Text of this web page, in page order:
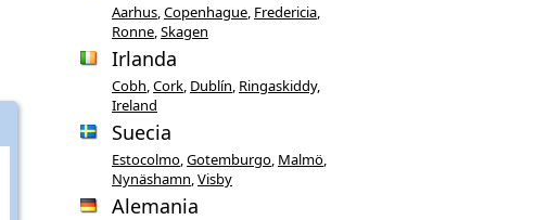
Aarhus Copenhague Fredericia
Ronne Skagen
Irlanda
Cobh Cork Dublín Ringaskiddy,
Ireland
Suecia
Estocolmo Gotemburgo Malmö
Nynäshamn Visby
Alemania